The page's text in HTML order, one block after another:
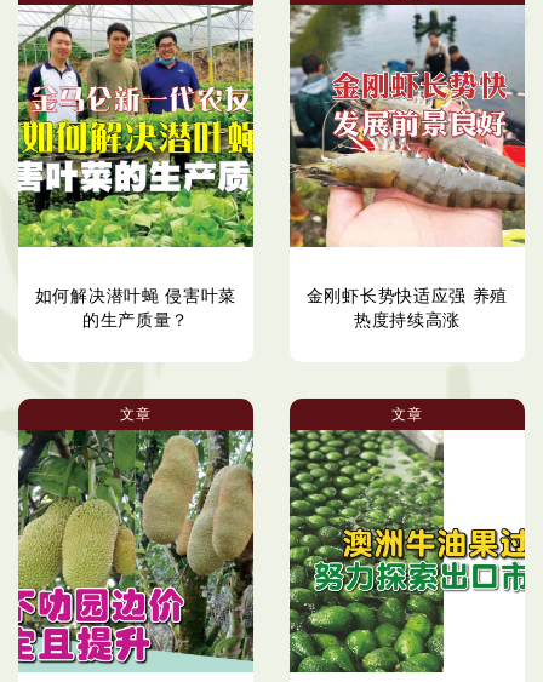
如何解决潜叶蝇 侵害叶菜
的生产质量？
金刚虾长势快适应强 养殖
热度持续高涨
文章 文章